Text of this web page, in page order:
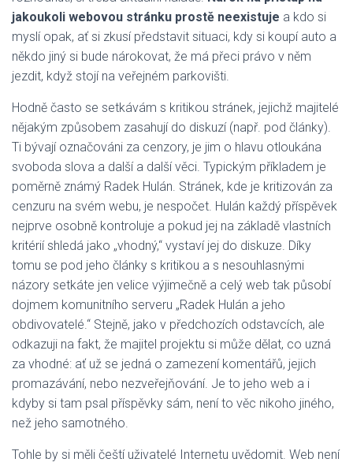
jakoukoli webovou stránku prostě neexistuje a kdo si
myslí opak, ať si zkusí představit situaci, kdy si koupí auto a
někdo jiný si bude nárokovat, že má přeci právo v něm
jezdit, když stojí na veřejném parkovišti.
Hodně často se setkávám s kritikou stránek, jejichž majitelé
nějakým způsobem zasahují do diskuzí (např. pod články).
Ti bývají označováni za cenzory, je jim o hlavu otloukána
svoboda slova a další a další věci. Typickým příkladem je
poměrně známý Radek Hulán. Stránek, kde je kritizován za
cenzuru na svém webu, je nespočet. Hulán každý příspěvek
nejprve osobně kontroluje a pokud jej na základě vlastních
kritérií shledá jako „vhodný,“ vystaví jej do diskuze. Díky
tomu se pod jeho články s kritikou a s nesouhlasnými
názory setkáte jen velice výjimečně a celý web tak působí
dojmem komunitního serveru „Radek Hulán a jeho
obdivovatelé.“ Stejně, jako v předchozích odstavcích, ale
odkazuji na fakt, že majitel projektu si může dělat, co uzná
za vhodné: ať už se jedná o zamezení komentářů, jejich
promazávání, nebo nezveřejňování. Je to jeho web a i
kdyby si tam psal příspěvky sám, není to věc nikoho jiného,
než jeho samotného.
Tohle by si měli čeští uživatelé Internetu uvědomit. Web není